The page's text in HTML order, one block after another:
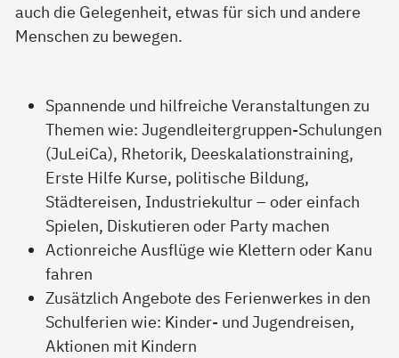
auch die Gelegenheit, etwas für sich und andere
Menschen zu bewegen.
Spannende und hilfreiche Veranstaltungen zu
Themen wie: Jugendleitergruppen-Schulungen
(JuLeiCa), Rhetorik, Deeskalationstraining,
Erste Hilfe Kurse, politische Bildung,
Städtereisen, Industriekultur – oder einfach
Spielen, Diskutieren oder Party machen
Actionreiche Ausflüge wie Klettern oder Kanu
fahren
Zusätzlich Angebote des Ferienwerkes in den
Schulferien wie: Kinder- und Jugendreisen,
Aktionen mit Kindern